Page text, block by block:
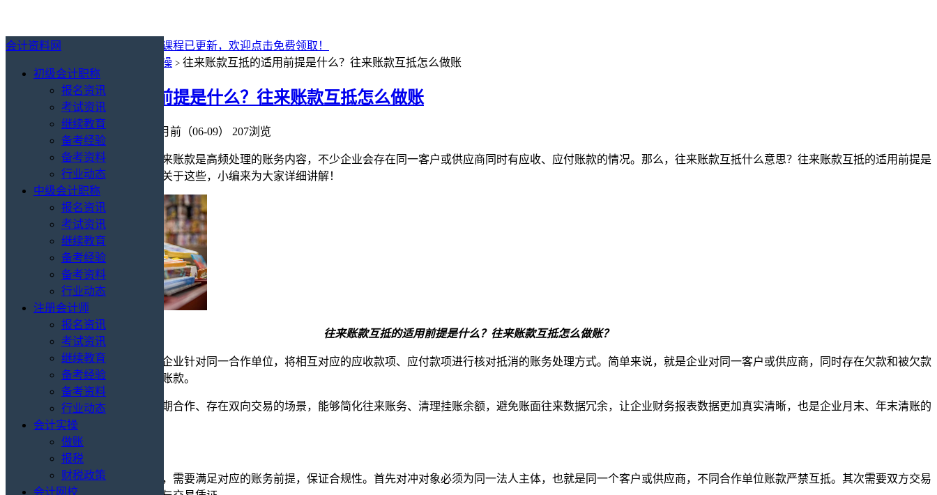
会计资料网
初级会计职称
报名资讯
考试资讯
继续教育
备考经验
备考资料
行业动态
中级会计职称
报名资讯
考试资讯
继续教育
备考经验
备考资料
行业动态
注册会计师
报名资讯
考试资讯
继续教育
备考经验
备考资料
行业动态
会计实操
做账
报税
财税政策
会计网校
最新消息：
2027年初级会计免费课程已更新，欢迎点击免费领取！
会计实操 > 往来账款互抵的适用前提是什么？往来账款互抵怎么做账
往来账款互抵的适用前提是什么？往来账款互抵怎么做账
做账 会计资料网 2个月前（06-09） 207浏览
​在企业日常财务核算工作中，往来账款是高频处理的账务内容，不少企业会存在同一客户或供应商同时有应收、应付账款的情况。那么，往来账款互抵什么意思？往来账款互抵的适用前提是
什么？往来账款互抵怎么做账？关于这些，小编来为大家详细讲解！
往来账款互抵的适用前提是什么？往来账款互抵怎么做账？
往来账款互抵也叫往来对冲，是企业针对同一合作单位，将相互对应的应收款项、应付款项进行核对抵消的账务处理方式。简单来说，就是企业对同一客户或供应商，同时存在欠款和被欠款
的情况，通过账务对冲合并核销账款。
这种处理方式主要适用于双方长期合作、存在双向交易的场景，能够简化往来账务、清理挂账余额，避免账面往来数据冗余，让企业财务报表数据更加真实清晰，也是企业月末、年末清账的
常用手段。
往来账款互抵的适用前提：
往来账款互抵并非可以随意操作，需要满足对应的账务前提，保证合规性。首先对冲对象必须为同一法人主体，也就是同一个客户或供应商，不同合作单位账款严禁互抵。其次需要双方交易